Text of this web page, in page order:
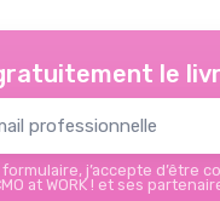
le
j’accepte d’être
at WORK ! et ses